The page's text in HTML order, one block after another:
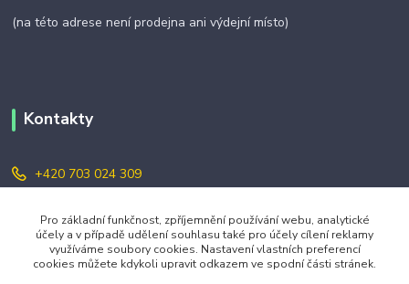
(na této adrese není prodejna ani výdejní místo)
Kontakty
+420 703 024 309
objednavky@zavazuj.cz
Pro základní funkčnost, zpříjemnění používání webu, analytické
účely a v případě udělení souhlasu také pro účely cílení reklamy
využíváme soubory cookies. Nastavení vlastních preferencí
cookies můžete kdykoli upravit odkazem ve spodní části stránek.